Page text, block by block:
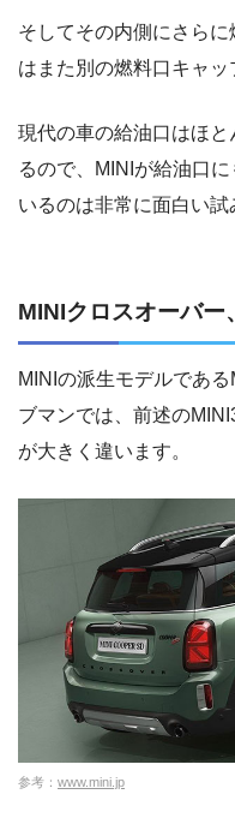
そしてその内側にさら
はまた別の燃料口キャッ
現代の車の給油口はほ
るので、MINIが給油口
いるのは非常に面白い試
MINIクロスオーバー
MINIの派生モデルであ
ブマンでは、前述の
が大きく違います。
参考： www.mini.jp